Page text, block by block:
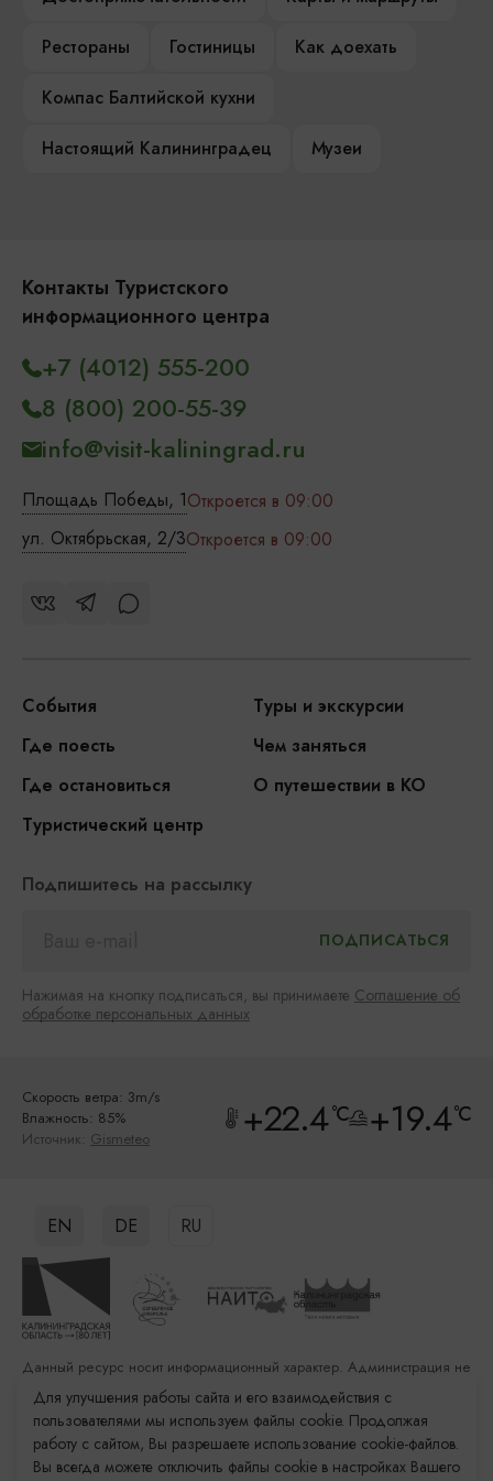
Рестораны
Гостиницы
Как доехать
Компас Балтийской кухни
Настоящий Калининградец
Музеи
Контакты Туристского
информационного центра
Площадь Победы, 1Откроется в 09:00
ул. Октябрьская, 2/3Откроется в 09:00
+7 (4012) 555-200
8 (800) 200-55-39
info@visit-kaliningrad.ru
События
Туры и экскурсии
Где поесть
Чем заняться
Где остановиться
О путешествии в КО
Туристический центр
Подпишитесь на рассылку
Нажимая на кнопку подписаться, вы принимаете Соглашение об
обработке персональных данных
Скорость ветра: 3m/s
Влажность: 85%
Источник: Gismeteo +22.4°C +19.4°C
EN DE RU
Данный ресурс носит информационный характер. Администрация не
несет ответственности за качество услуг, предоставленных
сторонними организациями
Разработка сайта: «Решение»
Продвижение сайта: Remarka Agency
Для улучшения работы сайта и его взаимодействия с
пользователями мы используем файлы cookie. Продолжая
работу с сайтом, Вы разрешаете использование cookie-файлов.
Вы всегда можете отключить файлы cookie в настройках Вашего